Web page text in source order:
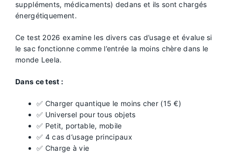
suppléments, médicaments) dedans et ils sont chargés
énergétiquement.
Ce test 2026 examine les divers cas d’usage et évalue si
le sac fonctionne comme l’entrée la moins chère dans le
monde Leela.
Dans ce test :
✅ Charger quantique le moins cher (15 €)
✅ Universel pour tous objets
✅ Petit, portable, mobile
✅ 4 cas d’usage principaux
✅ Charge à vie